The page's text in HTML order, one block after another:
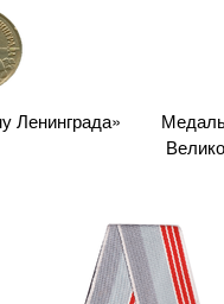
Ленинграда»